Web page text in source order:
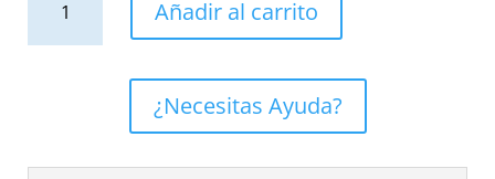
que
necesitas.
domicilio?
de
Añadir al carrito
¿Necesitas Ayuda?